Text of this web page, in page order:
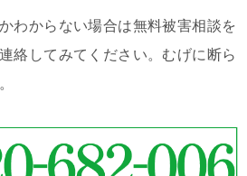
わからない場合は無料被害相談を
絡してみてください。むげに断ら